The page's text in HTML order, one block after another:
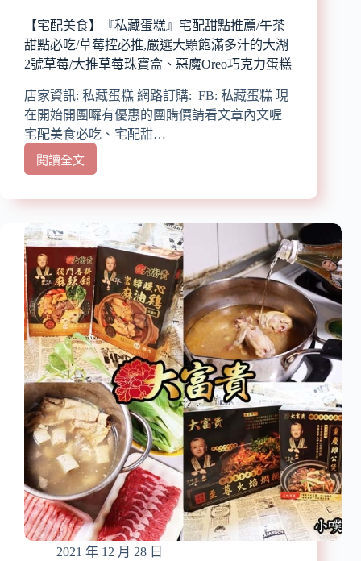
製
特
調
香
辣
醬
佐
牛
肉
麵/
吃
超
值
享
受/
總
裁
秘
方,
香
辣
過
癮/
食
用
加
熱
方
便,
【宅配美食】『私藏蛋糕』宅配甜點推薦/午茶
甜點必吃/草莓控必推,嚴選大顆飽滿多汁的大湖
2號草莓/大推草莓珠寶盒、惡魔Oreo巧克力蛋糕
店家資訊: 私藏蛋糕 網路訂購: FB: 私藏蛋糕 現
在開始開團囉有優惠的團購價請看文章內文喔
宅配美食必吃、宅配甜…
閱讀全文
【宅
美
『私
藏
蛋
糕』
宅
配
甜
點
推
薦/
午
茶
甜
點
必
吃/
草
莓
控
必
2021 年 12 月 28 日